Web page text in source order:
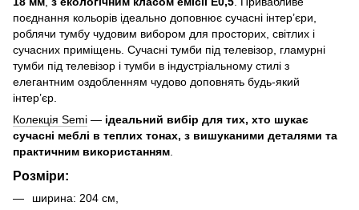
поєднання кольорів ідеально доповнює сучасні інтер’єри,
роблячи тумбу чудовим вибором для просторих, світлих і
сучасних приміщень. Сучасні тумби під телевізор, гламурні
тумби під телевізор і тумби в індустріальному стилі з
елегантним оздобленням чудово доповнять будь-який
інтер’єр.
Колекція Semi — ідеальний вибір для тих, хто шукає
сучасні меблі в теплих тонах, з вишуканими деталями та
практичним використанням
Розміри:
ширина: 204 см,